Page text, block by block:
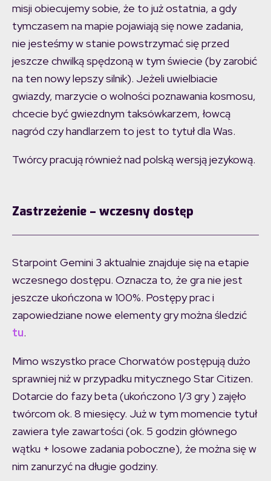
misji obiecujemy sobie, że to już ostatnia, a gdy
tymczasem na mapie pojawiają się nowe zadania,
nie jesteśmy w stanie powstrzymać się przed
jeszcze chwilką spędzoną w tym świecie (by zarobić
na ten nowy lepszy silnik). Jeżeli uwielbiacie
gwiazdy, marzycie o wolności poznawania kosmosu,
chcecie być gwiezdnym taksówkarzem, łowcą
nagród czy handlarzem to jest to tytuł dla Was.
Twórcy pracują również nad polską wersją jezykową.
Zastrzeżenie – wczesny dostęp
Starpoint Gemini 3 aktualnie znajduje się na etapie
wczesnego dostępu. Oznacza to, że gra nie jest
jeszcze ukończona w 100%. Postępy prac i
zapowiedziane nowe elementy gry można śledzić
tu.
Mimo wszystko prace Chorwatów postępują dużo
sprawniej niż w przypadku mitycznego Star Citizen.
Dotarcie do fazy beta (ukończono 1/3 gry ) zajęło
twórcom ok. 8 miesięcy. Już w tym momencie tytuł
zawiera tyle zawartości (ok. 5 godzin głównego
wątku + losowe zadania poboczne), że można się w
nim zanurzyć na długie godziny.